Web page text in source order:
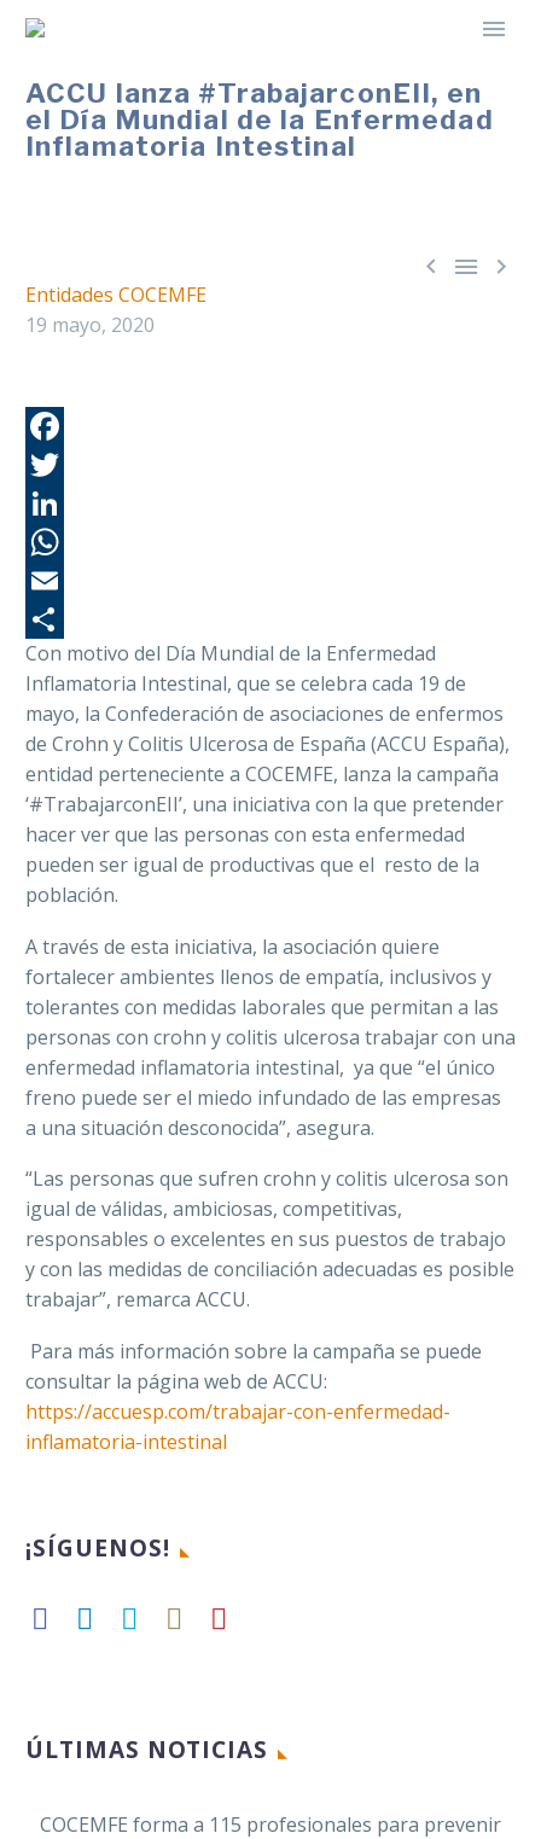
ACCU lanza #TrabajarconEII, en
el Día Mundial de la Enfermedad
Inflamatoria Intestinal
  
Entidades COCEMFE
19 mayo, 2020
Con motivo del Día Mundial de la Enfermedad
Inflamatoria Intestinal, que se celebra cada 19 de
mayo, la Confederación de asociaciones de enfermos
de Crohn y Colitis Ulcerosa de España (ACCU España),
entidad perteneciente a COCEMFE, lanza la campaña
‘#TrabajarconEII’, una iniciativa con la que pretender
hacer ver que las personas con esta enfermedad
pueden ser igual de productivas que el resto de la
población.
A través de esta iniciativa, la asociación quiere
fortalecer ambientes llenos de empatía, inclusivos y
tolerantes con medidas laborales que permitan a las
personas con crohn y colitis ulcerosa trabajar con una
enfermedad inflamatoria intestinal, ya que “el único
freno puede ser el miedo infundado de las empresas
a una situación desconocida”, asegura.
“Las personas que sufren crohn y colitis ulcerosa son
igual de válidas, ambiciosas, competitivas,
responsables o excelentes en sus puestos de trabajo
y con las medidas de conciliación adecuadas es posible
trabajar”, remarca ACCU.
Para más información sobre la campaña se puede
consultar la página web de ACCU:
https://accuesp.com/trabajar-con-enfermedad-
inflamatoria-intestinal
¡SÍGUENOS!
ÚLTIMAS NOTICIAS
COCEMFE forma a 115 profesionales para prevenir